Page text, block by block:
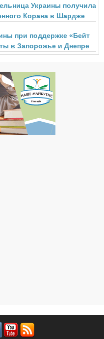
Украины получила
Корана в Шардже
при поддержке «Бейт
в Запорожье и Днепре